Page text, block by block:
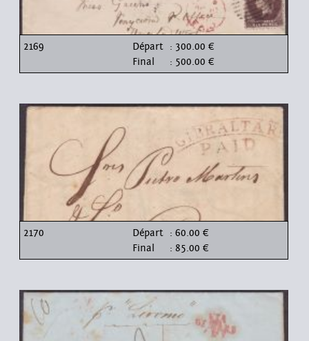
2169 Départ : 300.00 €
Final
: 500.00 €
2170 Départ : 60.00 €
Final
: 85.00 €